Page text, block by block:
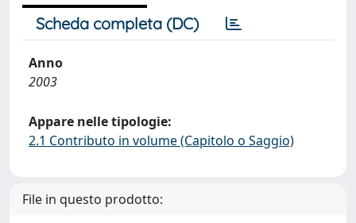
Scheda completa (DC)
Anno
2003
Appare nelle tipologie:
2.1 Contributo in volume (Capitolo o Saggio)
File in questo prodotto: